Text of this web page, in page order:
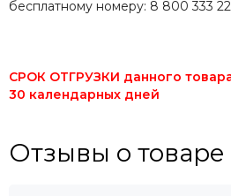
бесплатному номеру: 8 800 333 22
СРОК ОТГРУЗКИ данного
30 календарных дней
Отзывы о товаре